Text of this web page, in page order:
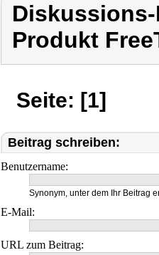
Produkt
Seite: [1]
Beitrag schreiben:
Benutzername:
Synonym, unter dem Ihr Beitrag
E-Mail:
URL zum Beitrag: